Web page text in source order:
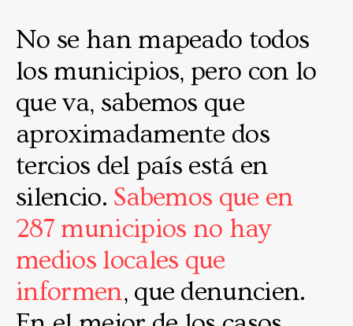
No se han mapeado todos
los municipios, pero con lo
que va, sabemos que
aproximadamente dos
tercios del país está en
silencio. Sabemos que en
287 municipios no hay
medios locales que
informen, que denuncien.